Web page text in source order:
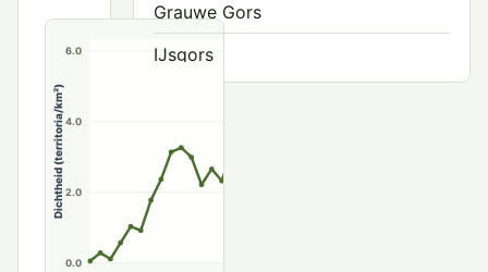
0.0
2.0
4.0
6.0
Dichtheid (territoria/km²)
Grauwe Gors
IJsgors
Rietgors
Sneeuwgors